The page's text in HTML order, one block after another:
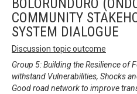
BOLORUNDURO
COMMUNITY
SYSTEM DIALOGUE
Discussion topic outcome
Group 5: Building the Resilience of
withstand Vulnerabilities, Shocks
Good road network to improve